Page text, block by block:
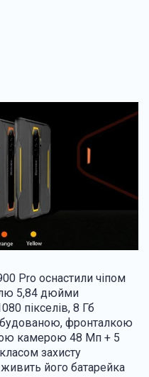
Pro оснастили чіпом
5,84 дюйми
пікселів, 8 Гб
фронталкою
камерою 48 Мп + 5
захисту
його батарейка